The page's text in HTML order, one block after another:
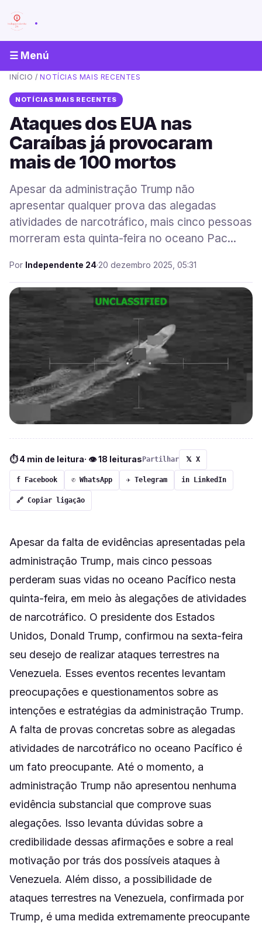
.
☰ Menú
INÍCIO /NOTÍCIAS MAIS RECENTES
NOTÍCIAS MAIS RECENTES
Ataques dos EUA nas
Caraíbas já provocaram
mais de 100 mortos
Apesar da administração Trump não
apresentar qualquer prova das alegadas
atividades de narcotráfico, mais cinco pessoas
morreram esta quinta-feira no oceano Pac...
Por Independente 24·20 dezembro 2025, 05:31
⏱ 4 min de leitura· 👁 18 leiturasPartilhar 𝕏 X
f Facebook ✆ WhatsApp ✈ Telegram in LinkedIn
🔗 Copiar ligação
Apesar da falta de evidências apresentadas pela
administração Trump, mais cinco pessoas
perderam suas vidas no oceano Pacífico nesta
quinta-feira, em meio às alegações de atividades
de narcotráfico. O presidente dos Estados
Unidos, Donald Trump, confirmou na sexta-feira
seu desejo de realizar ataques terrestres na
Venezuela. Esses eventos recentes levantam
preocupações e questionamentos sobre as
intenções e estratégias da administração Trump.
A falta de provas concretas sobre as alegadas
atividades de narcotráfico no oceano Pacífico é
um fato preocupante. Até o momento, a
administração Trump não apresentou nenhuma
evidência substancial que comprove suas
alegações. Isso levanta dúvidas sobre a
credibilidade dessas afirmações e sobre a real
motivação por trás dos possíveis ataques à
Venezuela. Além disso, a possibilidade de
ataques terrestres na Venezuela, confirmada por
Trump, é uma medida extremamente preocupante